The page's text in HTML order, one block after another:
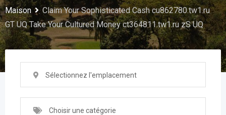
Maison
Claim Your Sophisticated Cash cu862780.tw1.ru
GT UQ Take Your Cultured Money ct364811.tw1.ru zS UQ
Sélectionnez l'emplacement
Choisir une catégorie